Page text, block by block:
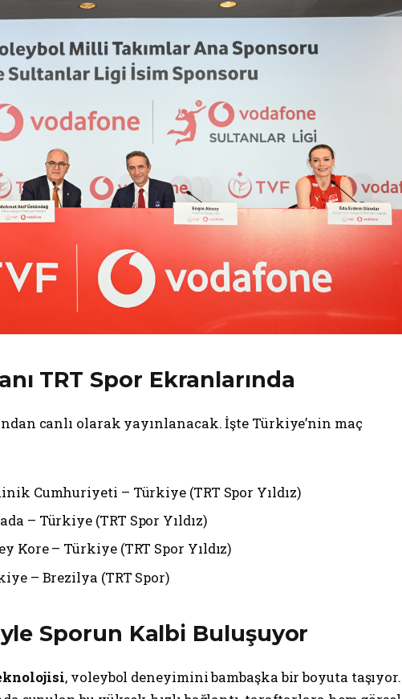
TRT Spor Ekranlarında
canlı olarak yayınlanacak. İşte Türkiye’nin maç
Cumhuriyeti – Türkiye (TRT Spor Yıldız)
– Türkiye (TRT Spor Yıldız)
Kore – Türkiye (TRT Spor Yıldız)
– Brezilya (TRT Spor)
Sporun Kalbi Buluşuyor
, voleybol deneyimini bambaşka bir boyuta taşıyor.